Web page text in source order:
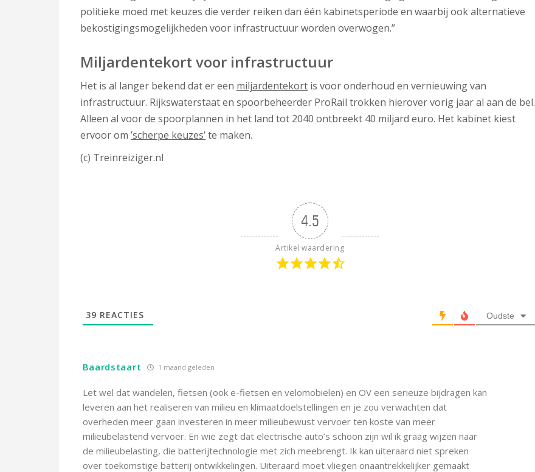
politieke moed met keuzes die verder reiken dan één kabinetsperiode en waarbij ook alternatieve
bekostigingsmogelijkheden voor infrastructuur worden overwogen.”
Miljardentekort voor infrastructuur
Het is al langer bekend dat er een miljardentekort is voor onderhoud en vernieuwing van
infrastructuur. Rijkswaterstaat en spoorbeheerder ProRail trokken hierover vorig jaar al aan de bel.
Alleen al voor de spoorplannen in het land tot 2040 ontbreekt 40 miljard euro. Het kabinet kiest
ervoor om ’scherpe keuzes’te maken.
(c) Treinreiziger.nl
4.5
Artikel waardering
39 REACTIES Oudste
Baardstaart 1 maand geleden
Let wel dat wandelen, fietsen (ook e-fietsen en velomobielen) en OV een serieuze bijdragen kan
leveren aan het realiseren van milieu en klimaatdoelstellingen en je zou verwachten dat
overheden meer gaan investeren in meer milieubewust vervoer ten koste van meer
milieubelastend vervoer. En wie zegt dat electrische auto’s schoon zijn wil ik graag wijzen naar
de milieubelasting, die batterijtechnologie met zich meebrengt. Ik kan uiteraard niet spreken
over toekomstige batterij ontwikkelingen. Uiteraard moet vliegen onaantrekkelijker gemaakt